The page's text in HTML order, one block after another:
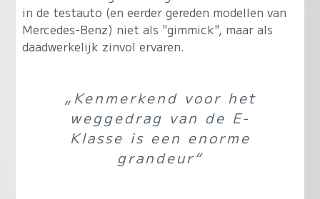
in de testauto (en eerder gereden modellen van
Mercedes-Benz) niet als "gimmick", maar als
daadwerkelijk zinvol ervaren.
„Kenmerkend voor het
weggedrag van de E-
Klasse is een enorme
grandeur“